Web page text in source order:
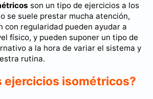
son un tipo de ejercicios a los
se suele prestar mucha atención,
con regularidad pueden ayudar a
físico, y pueden suponer un tipo de
a la hora de variar el sistema y
rutina.
ejercicios isométricos?